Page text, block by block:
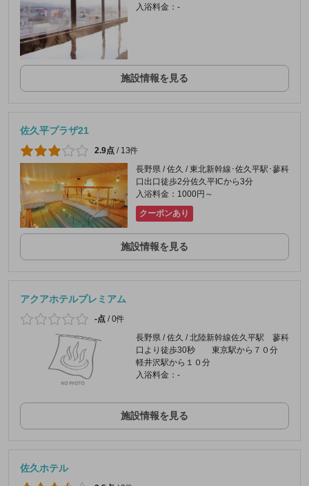
入浴料金：-
施設情報を見る
佐久平プラザ21
2.9点 / 13件
長野県 / 佐久 / 東北新幹線･佐久平駅･蓼科
口出口徒歩2分佐久平ICから3分
入浴料金：1000円～
クーポンあり
施設情報を見る
アクアホテルプレミアム
-点 /0件
長野県 / 佐久 / 北陸新幹線佐久平駅 蓼科
口より徒歩30秒 東京駅から７０分
軽井沢駅から１０分
入浴料金：-
施設情報を見る
佐久ホテル